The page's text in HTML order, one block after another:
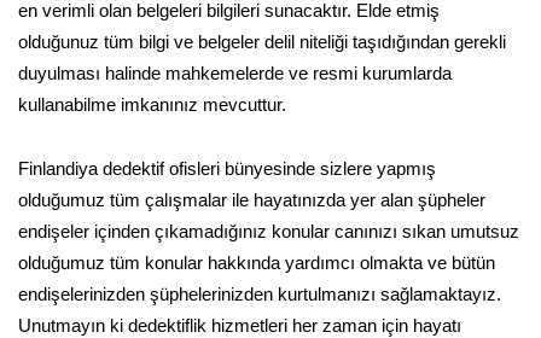
en verimli olan belgeleri bilgileri sunacaktır. Elde etmiş
olduğunuz tüm bilgi ve belgeler delil niteliği taşıdığından gerekli
duyulması halinde mahkemelerde ve resmi kurumlarda
kullanabilme imkanınız mevcuttur.
Finlandiya dedektif ofisleri bünyesinde sizlere yapmış
olduğumuz tüm çalışmalar ile hayatınızda yer alan şüpheler
endişeler içinden çıkamadığınız konular canınızı sıkan umutsuz
olduğumuz tüm konular hakkında yardımcı olmakta ve bütün
endişelerinizden şüphelerinizden kurtulmanızı sağlamaktayız.
Unutmayın ki dedektiflik hizmetleri her zaman için hayatı